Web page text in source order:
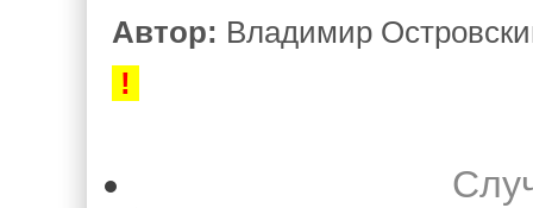
Автор: Владимир
!